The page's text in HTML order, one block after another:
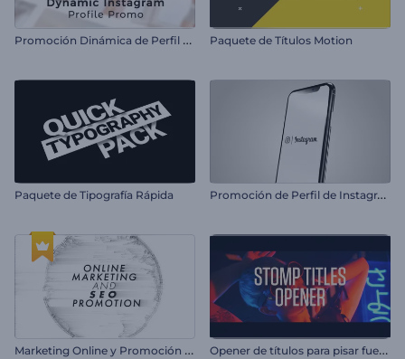
P
romoción Dinámica de Perfil de Instagram Paquete de Títulos Motion
Paquete de Tipografía Rápida P
romoción de Perfil de Instagram
M
arketing Online y Promoción SEO O
pener de títulos para pisar fuerte